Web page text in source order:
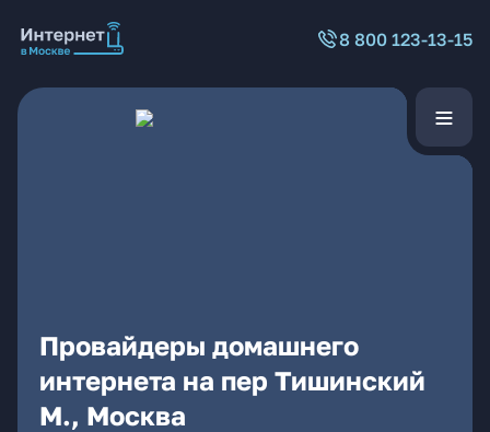
8 800 123-13-15
Провайдеры домашнего
интернета на пер Тишинский
М., Москва